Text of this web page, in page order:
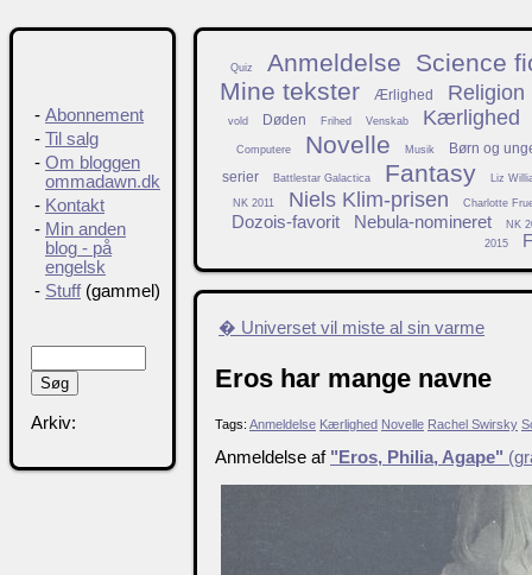
Quiz Anmeldelse
Science
Mine tekster
Ærlighed Religion
vold Døden Frihed Venskab Kærlighed
Computere Novelle Musik
Børn og
serier
Battlestar Galactica Fantasy Liz
NK 2011 Niels Klim-prisen Charlotte
Dozois-favorit Nebula-nomineret
NK
2015
� Universet vil miste al sin varme
Eros har mange navne
Tags: Anmeldelse Kærlighed Novelle Rachel Swirsky
Anmeldelse af "Eros, Philia, Agape"
- Abonnement
- Til salg
- Om bloggen
ommadawn.dk
- Kontakt
- Min anden
blog - på
engelsk
- Stuff(gammel)
Arkiv: